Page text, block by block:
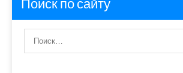
Поиск по сайту